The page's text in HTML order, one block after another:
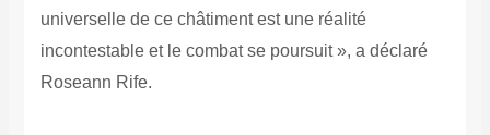
universelle de ce châtiment est une réalité
incontestable et le combat se poursuit », a déclaré
Roseann Rife.